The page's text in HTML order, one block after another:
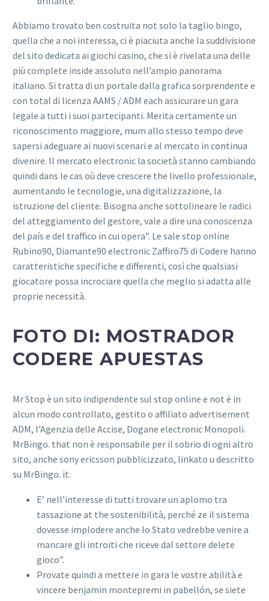
Abbiamo trovato ben costruita not solo la taglio bingo,
quella che a noi interessa, ci è piaciuta anche la suddivisione
del sito dedicata ai giochi casino, che si è rivelata una delle
più complete inside assoluto nell’ampio panorama
italiano. Si tratta di un portale dalla grafica sorprendente e
con total di licenza AAMS / ADM each assicurare un gara
legale a tutti i suoi partecipanti. Merita certamente un
riconoscimento maggiore, mum allo stesso tempo deve
sapersi adeguare ai nuovi scenari e al mercato in continua
divenire. Il mercato electronic la società stanno cambiando
quindi dans le cas où deve crescere the livello professionale,
aumentando le tecnologie, una digitalizzazione, la
istruzione del cliente. Bisogna anche sottolineare le radici
del atteggiamento del gestore, vale a dire una conoscenza
del país e del traffico in cui opera”. Le sale stop online
Rubino90, Diamante90 electronic Zaffiro75 di Codere hanno
caratteristiche specifiche e differenti, così che qualsiasi
giocatore possa incrociare quella che meglio si adatta alle
proprie necessità.
FOTO DI: MOSTRADOR
CODERE APUESTAS
Mr Stop è un sito indipendente sul stop online e not è in
alcun modo controllato, gestito o affiliato advertisement
ADM, l’Agenzia delle Accise, Dogane electronic Monopoli.
MrBingo. that non è responsabile per il sobrio di ogni altro
sito, anche sony ericsson pubblicizzato, linkato u descritto
su MrBingo. it.
E’ nell’interesse di tutti trovare un aplomo tra
tassazione at the sostenibilità, perché ze il sistema
dovesse implodere anche lo Stato vedrebbe venire a
mancare gli introiti che riceve dal settore delete
gioco”.
Provate quindi a mettere in gara le vostre abilità e
vincere benjamin montepremi in pabellón, se siete